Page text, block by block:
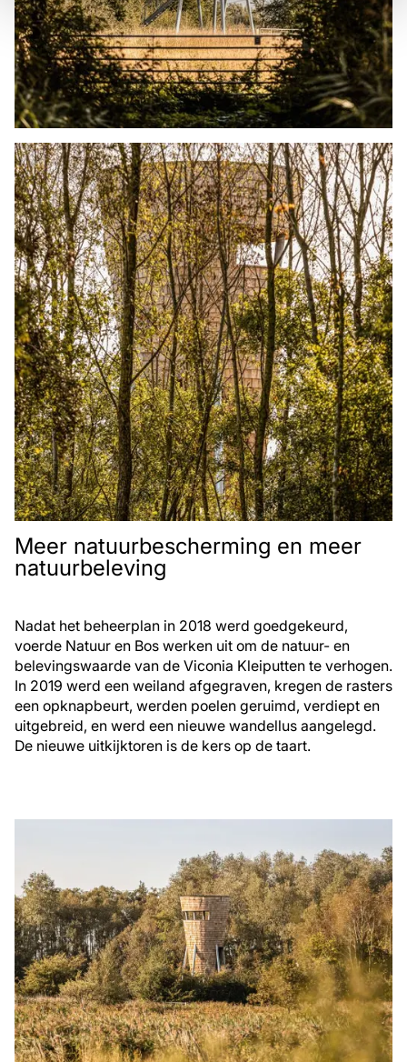
Meer natuurbescherming en meer
natuurbeleving
Nadat het beheerplan in 2018 werd goedgekeurd,
voerde Natuur en Bos werken uit om de natuur- en
belevingswaarde van de Viconia Kleiputten te verhogen.
In 2019 werd een weiland afgegraven, kregen de rasters
een opknapbeurt, werden poelen geruimd, verdiept en
uitgebreid, en werd een nieuwe wandellus aangelegd.
De nieuwe uitkijktoren is de kers op de taart.